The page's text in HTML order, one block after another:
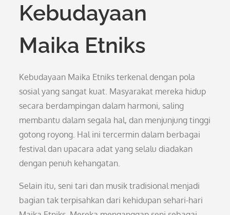
Kebudayaan
Maika Etniks
Kebudayaan Maika Etniks terkenal dengan pola
sosial yang sangat kuat. Masyarakat mereka hidup
secara berdampingan dalam harmoni, saling
membantu dalam segala hal, dan menjunjung tinggi
gotong royong. Hal ini tercermin dalam berbagai
festival dan upacara adat yang selalu diadakan
dengan penuh kehangatan.
Selain itu, seni tari dan musik tradisional menjadi
bagian tak terpisahkan dari kehidupan sehari-hari